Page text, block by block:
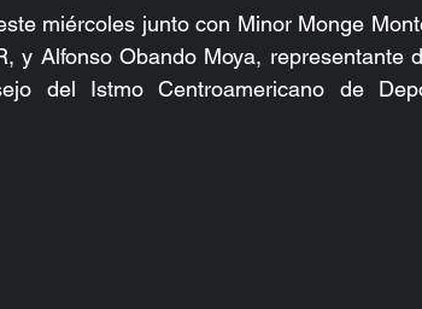
miércoles junto con Minor Monge
y Alfonso Obando Moya, representante
del Istmo Centroamericano de